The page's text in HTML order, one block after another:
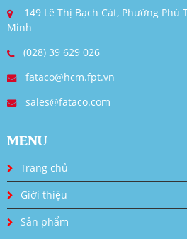
149 Lê Thị Bạch Cát, Phường Phú
Minh
(028) 39 629 026
fataco@hcm.fpt.vn
sales@fataco.com
MENU
Trang chủ
Giới thiệu
Sản phẩm